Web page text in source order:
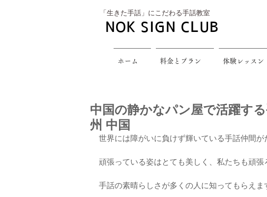
​「生きた手話」にこだわる手話教室
NOK SIGN CLUB
ホーム 料金とプラン 体験レッスン
中国の静かなパン屋で活躍す
州 中国
世界には障がいに負けず輝いている手話仲間が
頑張っている姿はとても美しく、私たちも頑張
手話の素晴らしさが多くの人に知ってもらえま